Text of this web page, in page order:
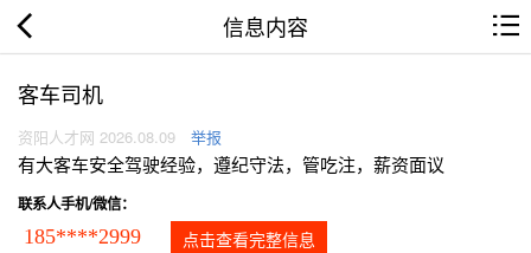
信息内容
客车司机
资阳人才网 2026.08.09 举报
有大客车安全驾驶经验，遵纪守法，管吃注，薪资面议
联系人手机/微信：
185****2999 点击查看完整信息